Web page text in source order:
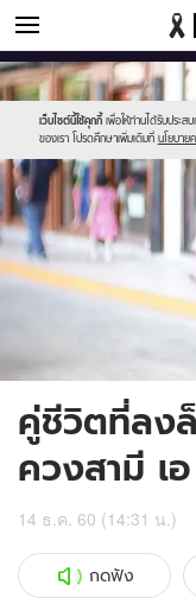
ข่าวบันเทิง
เว็บไซต์นี้ใช้คุกกี้ เพื่อให้ท่านได้รับประ
ของเรา โปรดศึกษาเพิ่มเติมที่ นโยบาย
Sanook
//s.isanook.com/sr/0/
new-
sanook.png
600
60
//s.isanook.com/ns/0/ud/
คู่ชีวิตที่ลง
ควงสามี เ
14 ธ.ค. 60 (14:31 น.)
กดฟัง